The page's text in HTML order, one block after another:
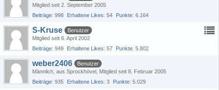
Mitglied seit 2. September 2005
Beiträge 998 Erhaltene Likes 54 Punkte 6.164
S-Kruse
Benutzer
Mitglied seit 6. April 2002
Beiträge 949 Erhaltene Likes 57 Punkte 5.802
weber2406
Benutzer
Männlich aus Sprockhövel Mitglied seit 8. Februar 2005
Beiträge 935 Erhaltene Likes 3 Punkte 5.029